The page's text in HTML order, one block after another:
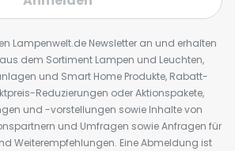
Lampenwelt.de Newsletter an und erhalten
dem Sortiment Lampen und Leuchten,
und Smart Home Produkte, Rabatt-
Reduzierungen oder Aktionspakete,
und -vorstellungen sowie Inhalte von
und Umfragen sowie Anfragen für
Weiterempfehlungen. Eine Abmeldung ist